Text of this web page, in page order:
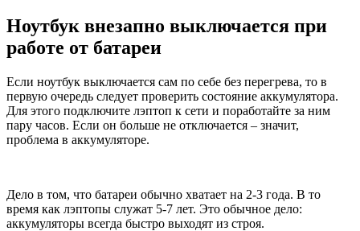
Ноутбук внезапно выключается при
работе от батареи
Если ноутбук выключается сам по себе без перегрева, то в
первую очередь следует проверить состояние аккумулятора.
Для этого подключите лэптоп к сети и поработайте за ним
пару часов. Если он больше не отключается – значит,
проблема в аккумуляторе.
Дело в том, что батареи обычно хватает на 2-3 года. В то
время как лэптопы служат 5-7 лет. Это обычное дело:
аккумуляторы всегда быстро выходят из строя.